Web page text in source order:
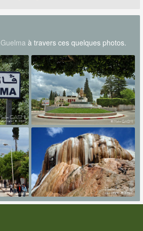
Guelmaà travers ces quelques photos.